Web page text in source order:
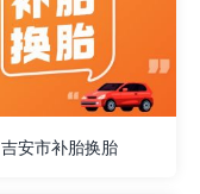
吉安市补胎换胎